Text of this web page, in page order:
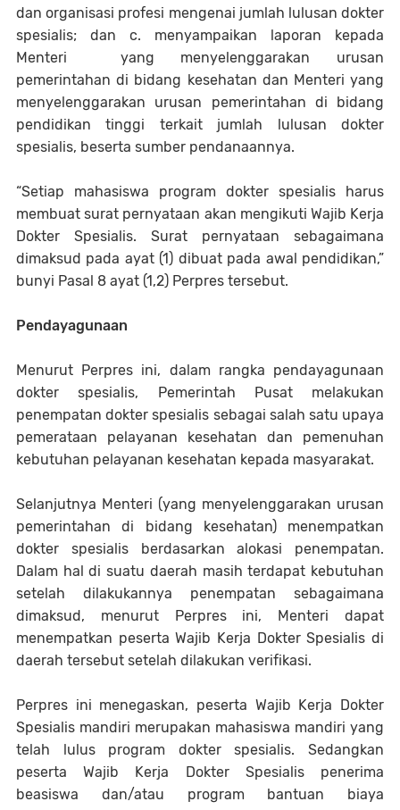
dan organisasi profesi mengenai jumlah lulusan dokter
spesialis; dan c. menyampaikan laporan kepada
Menteri yang menyelenggarakan urusan
pemerintahan di bidang kesehatan dan Menteri yang
menyelenggarakan urusan pemerintahan di bidang
pendidikan tinggi terkait jumlah lulusan dokter
spesialis, beserta sumber pendanaannya.
“Setiap mahasiswa program dokter spesialis harus
membuat surat pernyataan akan mengikuti Wajib Kerja
Dokter Spesialis. Surat pernyataan sebagaimana
dimaksud pada ayat (1) dibuat pada awal pendidikan,”
bunyi Pasal 8 ayat (1,2) Perpres tersebut.
Pendayagunaan
Menurut Perpres ini, dalam rangka pendayagunaan
dokter spesialis, Pemerintah Pusat melakukan
penempatan dokter spesialis sebagai salah satu upaya
pemerataan pelayanan kesehatan dan pemenuhan
kebutuhan pelayanan kesehatan kepada masyarakat.
Selanjutnya Menteri (yang menyelenggarakan urusan
pemerintahan di bidang kesehatan) menempatkan
dokter spesialis berdasarkan alokasi penempatan.
Dalam hal di suatu daerah masih terdapat kebutuhan
setelah dilakukannya penempatan sebagaimana
dimaksud, menurut Perpres ini, Menteri dapat
menempatkan peserta Wajib Kerja Dokter Spesialis di
daerah tersebut setelah dilakukan verifikasi.
Perpres ini menegaskan, peserta Wajib Kerja Dokter
Spesialis mandiri merupakan mahasiswa mandiri yang
telah lulus program dokter spesialis. Sedangkan
peserta Wajib Kerja Dokter Spesialis penerima
beasiswa dan/atau program bantuan biaya